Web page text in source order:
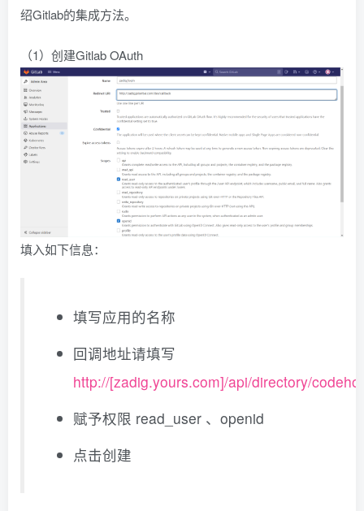
绍Gitlab的集成方法。
（1）创建Gitlab OAuth
填入如下信息：
填写应用的名称
回调地址请填写
http://[zadig.yours.com]/api/directory/
赋予权限 read_user 、openid
点击创建